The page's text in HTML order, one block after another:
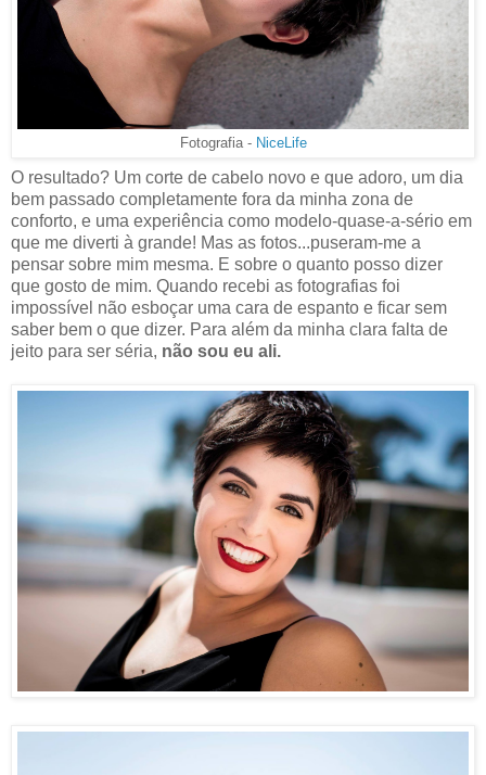
Fotografia - NiceLife
O resultado? Um corte de cabelo novo e que adoro, um dia
bem passado completamente fora da minha zona de
conforto, e uma experiência como modelo-quase-a-sério em
que me diverti à grande! Mas as fotos...puseram-me a
pensar sobre mim mesma. E sobre o quanto posso dizer
que gosto de mim. Quando recebi as fotografias foi
impossível não esboçar uma cara de espanto e ficar sem
saber bem o que dizer. Para além da minha clara falta de
jeito para ser séria, não sou eu ali.